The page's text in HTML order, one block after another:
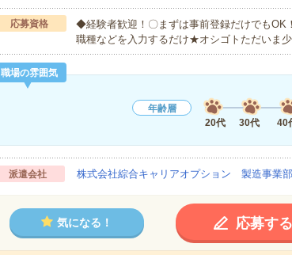
応募資格
◆経験者歓迎！〇まずは事前登録だけでもOK
職種などを入力するだけ★オシゴトただいま
職場の雰囲気
年齢層
20代
30代 40
派遣会社 株式会社綜合キャリアオプション 製造事業部
気になる！ 応募する